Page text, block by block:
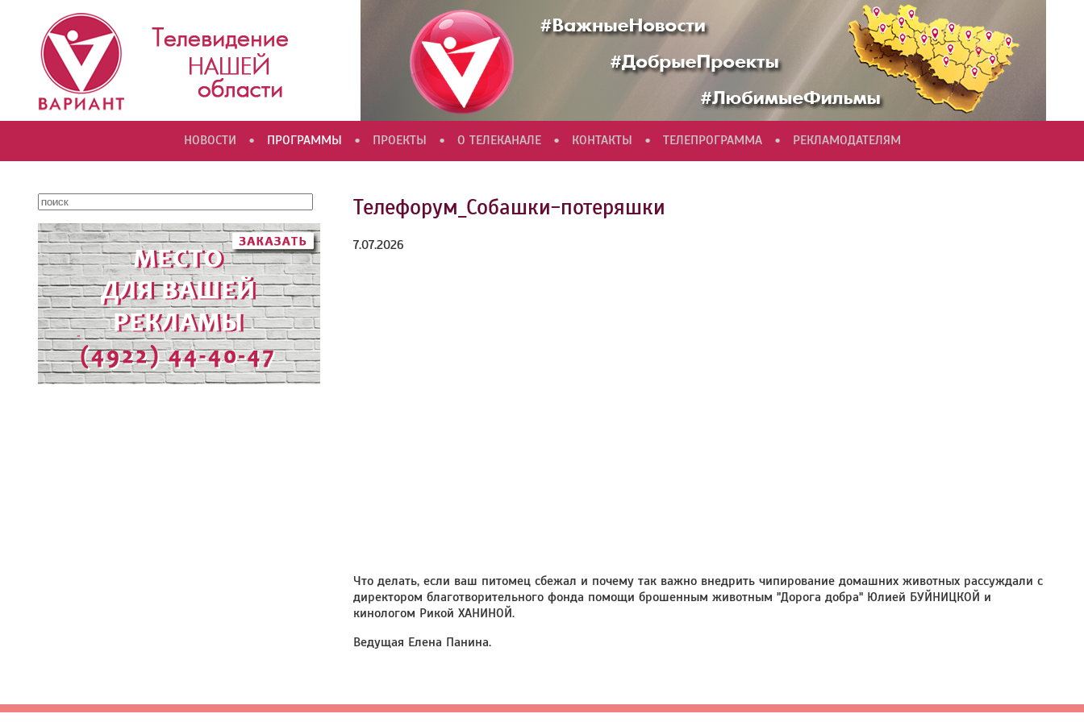
НОВОСТИ • ПРОГРАММЫ • ПРОЕКТЫ • О ТЕЛЕКАНАЛЕ • КОНТАКТЫ • ТЕЛЕПРОГРАММА • РЕКЛАМОДАТЕЛЯМ
Телефорум_Собашки-потеряшки
7.07.2026
Что делать, если ваш питомец сбежал и почему так важно внедрить чипирование домашних животных рассуждали с
директором благотворительного фонда помощи брошенным животным "Дорога добра" Юлией БУЙНИЦКОЙ и
кинологом Рикой ХАНИНОЙ.
Ведущая Елена Панина.